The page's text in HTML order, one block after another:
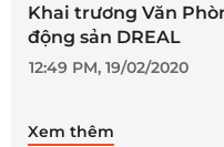
Khai trương Văn
động sản DREAL
12:49 PM, 19/02/2020
Xem thêm